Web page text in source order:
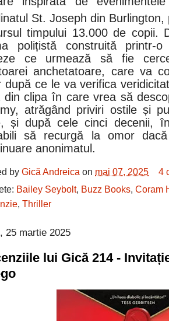
St. Joseph din Burlington,
timpului 13.000 de copii.
polițistă construită printr-
ce urmează să fie
anchetatoare, care va
după ce le va verifica
din clipa în care vrea să
atrăgând priviri ostile și
și după cele cinci decenii,
să recurgă la omor
anonimatul.
by Gică Andreica on mai 07, 2025
4
Bailey Seybolt, Buzz Books, Coram
, Thriller
25 martie 2025
lui Gică 214 -